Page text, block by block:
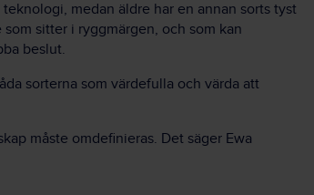
medan äldre har en annan sorts tyst
sitter i ryggmärgen, och som kan
beslut.
sorterna som värdefulla och värda att
måste omdefinieras. Det säger Ewa